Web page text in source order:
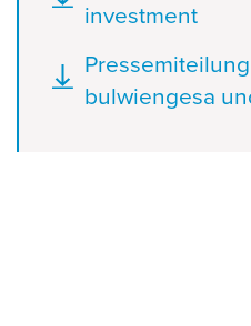
investment
Dokument
bulwiengesa